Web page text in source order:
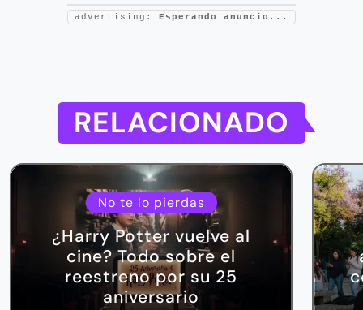
advertising: Esperando anuncio...
RELACIONADO
No te lo pierdas
¿Harry Potter vuelve al
cine? Todo sobre el
reestreno por su 25
aniversario